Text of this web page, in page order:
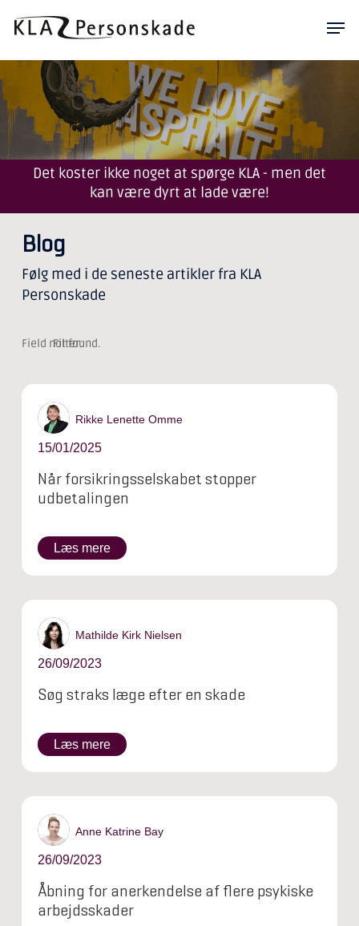
Det koster ikke noget at spørge KLA - men det
kan være dyrt at lade være!
Blog
Følg med i de seneste artikler fra KLA
Personskade
Filter:
Field not found.
Rikke Lenette Omme
15/01/2025
Når forsikringsselskabet stopper
udbetalingen
Læs mere
Mathilde Kirk Nielsen
26/09/2023
Søg straks læge efter en skade
Læs mere
Anne Katrine Bay
26/09/2023
Åbning for anerkendelse af flere psykiske
arbejdsskader